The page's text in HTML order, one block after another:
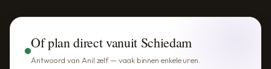
Of plan direct vanuit Schiedam
Antwoord van Anil zelf — vaak binnen enkele uren.